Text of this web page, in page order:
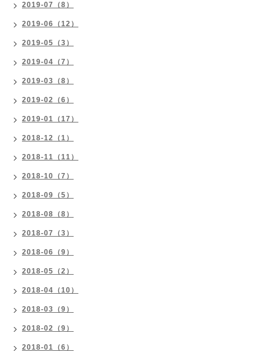
2019-07（8）
2019-06（12）
2019-05（3）
2019-04（7）
2019-03（8）
2019-02（6）
2019-01（17）
2018-12（1）
2018-11（11）
2018-10（7）
2018-09（5）
2018-08（8）
2018-07（3）
2018-06（9）
2018-05（2）
2018-04（10）
2018-03（9）
2018-02（9）
2018-01（6）